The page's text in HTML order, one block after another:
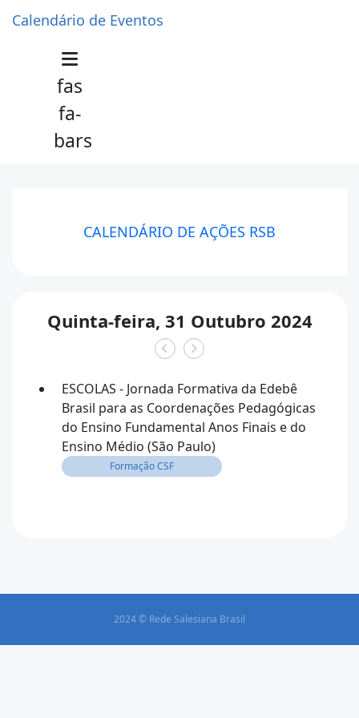
Calendário de Eventos
fas
fa-
bars
CALENDÁRIO DE AÇÕES RSB
Quinta-feira, 31 Outubro 2024
ESCOLAS - Jornada Formativa da Edebê
Brasil para as Coordenações Pedagógicas
do Ensino Fundamental Anos Finais e do
Ensino Médio (São Paulo)
Formação CSF
2024 © Rede Salesiana Brasil